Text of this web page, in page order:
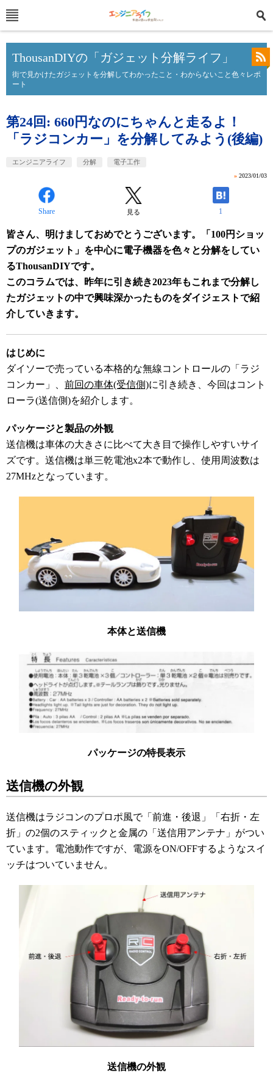
ThousanDIYの「ガジェット分解ライフ」
街で見かけたガジェットを分解してわかったこと・わからないこと色々レポ
ート
第24回: 660円なのにちゃんと走るよ！
「ラジコンカー」を分解してみよう(後編)
エンジニアライフ 分解 電子工作
» 2023/01/03
Share 見る 1
皆さん、明けましておめでとうございます。「100円ショッ
プのガジェット」を中心に電子機器を色々と分解をしてい
るThousanDIYです。
このコラムでは、昨年に引き続き2023年もこれまで分解し
たガジェットの中で興味深かったものをダイジェストで紹
介していきます。
はじめに
ダイソーで売っている本格的な無線コントロールの「ラジ
コンカー」、 前回の車体(受信側)に引き続き、今回はコント
ローラ(送信側)を紹介します。
​パッケージと製品の外観
送信機は車体の大きさに比べて大き目で操作しやすいサイ
ズです。送信機は単三乾電池x2本で動作し、使用周波数は
27MHzとなっています。
本体と送信機
パッケージの特長表示
送信機の外観
送信機はラジコンのプロポ風で「前進・後退」「右折・左
折」の2個のスティックと金属の「送信用アンテナ」がつい
ています。電池動作ですが、電源をON/OFFするようなスイ
ッチはついていません。
送信機の外観